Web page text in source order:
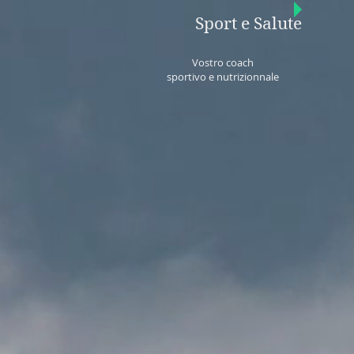
Sport e Salute
Vostro coach
sportivo e nutrizionnale